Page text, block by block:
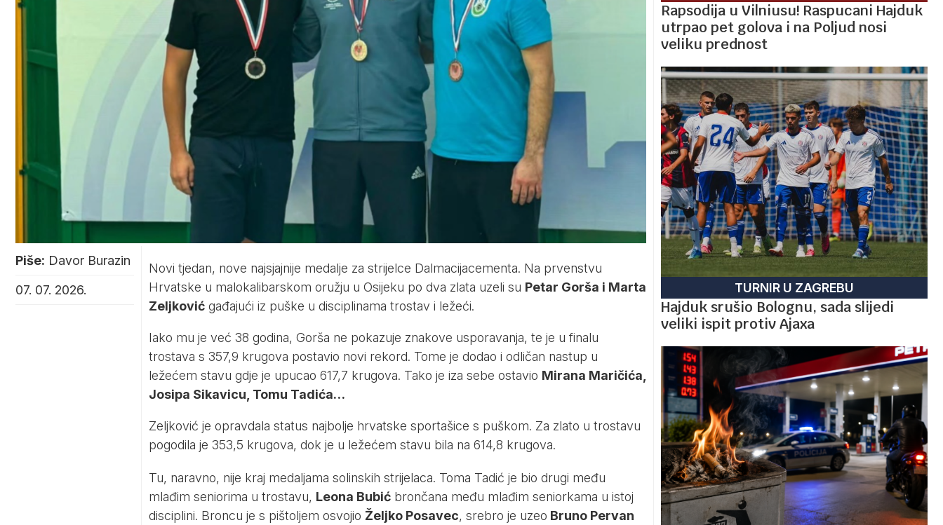
Piše: Davor Burazin
07. 07. 2026.
Novi tjedan, nove najsjajnije medalje za strijelce Dalmacijacementa. Na prvenstvu
Hrvatske u malokalibarskom oružju u Osijeku po dva zlata uzeli su Petar Gorša i Marta
Zeljkovićgađajući iz puške u disciplinama trostav i ležeći.
Iako mu je već 38 godina, Gorša ne pokazuje znakove usporavanja, te je u finalu
trostava s 357,9 krugova postavio novi rekord. Tome je dodao i odličan nastup u
ležećem stavu gdje je upucao 617,7 krugova. Tako je iza sebe ostavio Mirana Maričića,
Josipa Sikavicu, Tomu Tadića…
Zeljković je opravdala status najbolje hrvatske sportašice s puškom. Za zlato u trostavu
pogodila je 353,5 krugova, dok je u ležećem stavu bila na 614,8 krugova.
Tu, naravno, nije kraj medaljama solinskih strijelaca. Toma Tadić je bio drugi među
mlađim seniorima u trostavu, Leona Bubićbrončana među mlađim seniorkama u istoj
disciplini. Broncu je s pištoljem osvojio Željko Posavec, srebro je uzeo Bruno Pervan
Rapsodija u Vilniusu! Raspucani Hajduk
utrpao pet golova i na Poljud nosi
veliku prednost
TURNIR U ZAGREBU
Hajduk srušio Bolognu, sada slijedi
veliki ispit protiv Ajaxa